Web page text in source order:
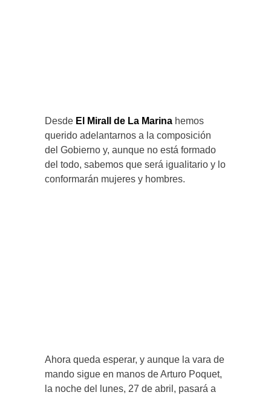
Desde El Mirall de La Marina hemos
querido adelantarnos a la composición
del Gobierno y, aunque no está formado
del todo, sabemos que será igualitario y lo
conformarán mujeres y hombres.
Ahora queda esperar, y aunque la vara de
mando sigue en manos de Arturo Poquet,
la noche del lunes, 27 de abril, pasará a